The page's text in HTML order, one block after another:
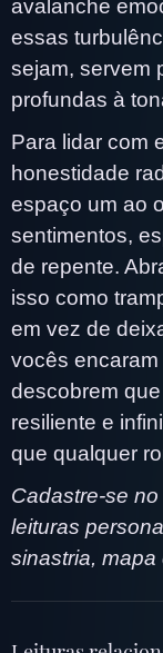
avalanche
essas
sejam, servem
profundas à
Para lidar com
honestidade
espaço um ao
sentimentos,
de repente.
isso como
em vez de
vocês
descobrem
resiliente e
que qualquer
Cadastre-se
leituras
sinastria, mapa